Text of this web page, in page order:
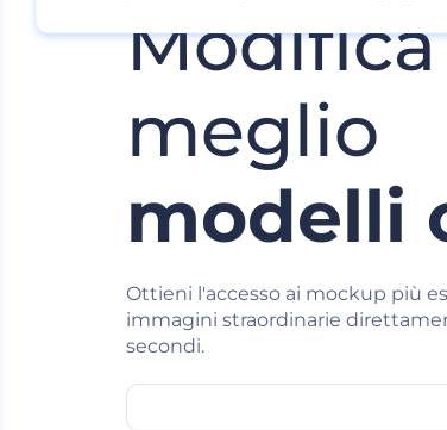
meglio
modelli
Ottieni l'accesso ai mockup più
immagini straordinarie
secondi.